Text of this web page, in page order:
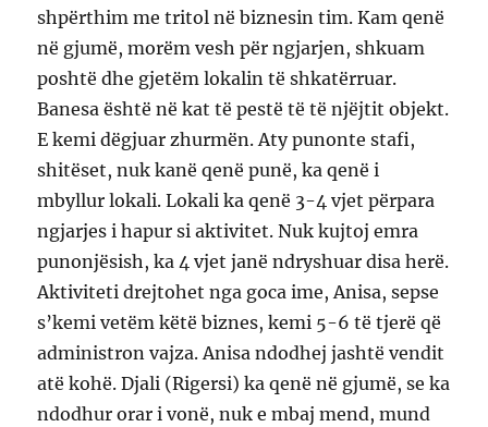
shpërthim me tritol në biznesin tim. Kam qenë
në gjumë, morëm vesh për ngjarjen, shkuam
poshtë dhe gjetëm lokalin të shkatërruar.
Banesa është në kat të pestë të të njëjtit objekt.
E kemi dëgjuar zhurmën. Aty punonte stafi,
shitëset, nuk kanë qenë punë, ka qenë i
mbyllur lokali. Lokali ka qenë 3-4 vjet përpara
ngjarjes i hapur si aktivitet. Nuk kujtoj emra
punonjësish, ka 4 vjet janë ndryshuar disa herë.
Aktiviteti drejtohet nga goca ime, Anisa, sepse
s’kemi vetëm këtë biznes, kemi 5-6 të tjerë që
administron vajza. Anisa ndodhej jashtë vendit
atë kohë. Djali (Rigersi) ka qenë në gjumë, se ka
ndodhur orar i vonë, nuk e mbaj mend, mund